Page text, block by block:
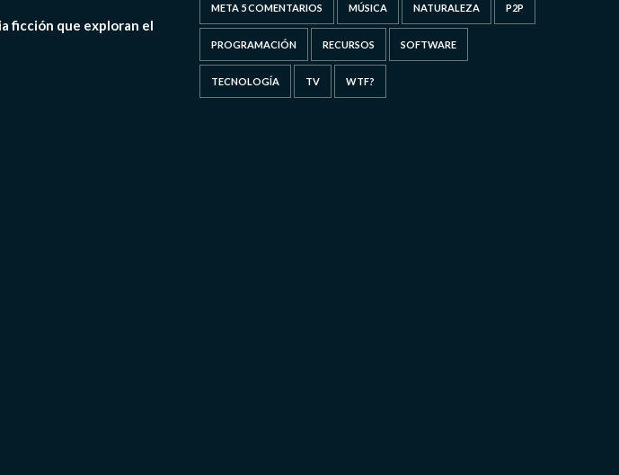
ficción que exploran el
META 5 COMENTARIOS MÚSICA NATURALEZA P2P
PROGRAMACIÓN RECURSOS SOFTWARE
TECNOLOGÍA TV WTF?